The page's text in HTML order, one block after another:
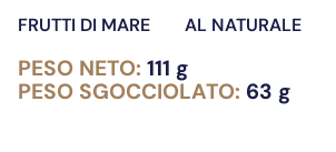
FRUTTI DI MARE AL NATURALE
PESO NETO: 111 g
PESO SGOCCIOLATO: 63 g